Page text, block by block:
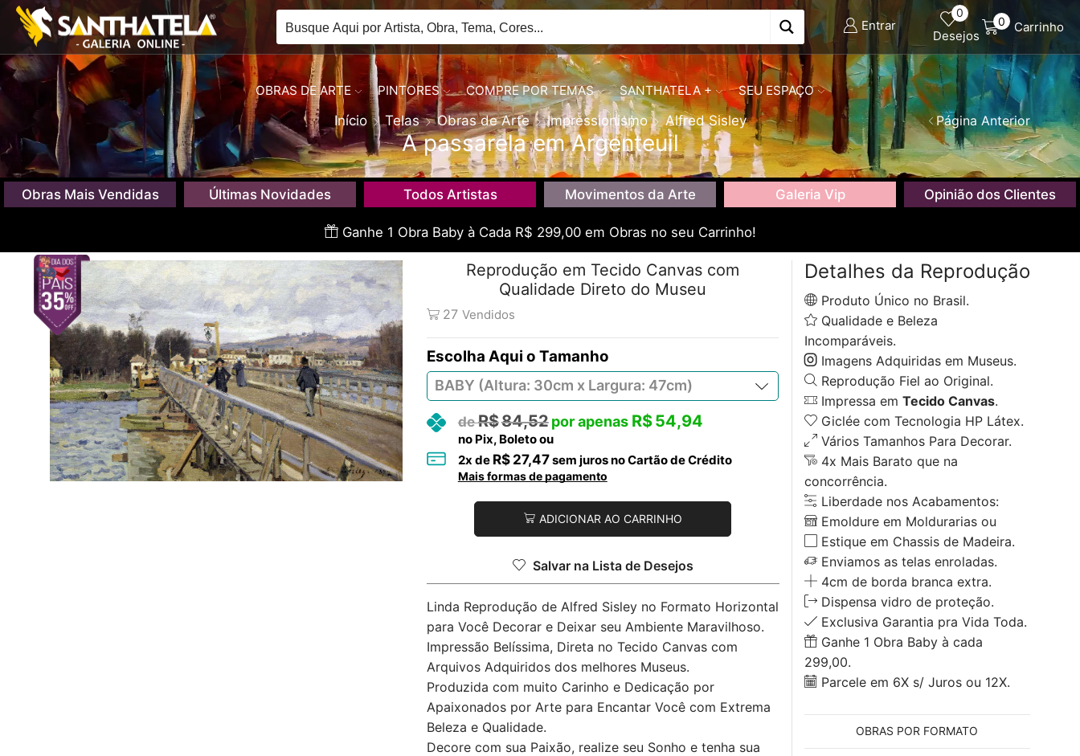
Entrar
0
Desejos
0 Carrinho
OBRAS DE ARTE PINTORES COMPRE POR TEMAS SANTHATELA + SEU ESPAÇO
Início Telas Obras de Arte Impressionismo Alfred Sisley
A passarela em Argenteuil
Página Anterior
Obras Mais Vendidas Últimas Novidades Todos Artistas Movimentos da Arte Galeria Vip Opinião dos Clientes
Ganhe 1 Obra Baby à Cada R$ 299,00 em Obras no seu Carrinho!
Reprodução em Tecido Canvas com
Qualidade Direto do Museu
27 Vendidos
Tamanho
R$84,52 R$54,94
no Pix, Boleto ou
2x de R$ 27,47sem juros no Cartão de Crédito
Mais formas de pagamento
ADICIONAR AO CARRINHO
Salvar na Lista de Desejos
Linda Reprodução de Alfred Sisley no Formato Horizontal
para Você Decorar e Deixar seu Ambiente Maravilhoso.
Impressão Belíssima, Direta no Tecido Canvas com
Arquivos Adquiridos dos melhores Museus.
Produzida com muito Carinho e Dedicação por
Apaixonados por Arte para Encantar Você com Extrema
Beleza e Qualidade.
Decore com sua Paixão, realize seu Sonho e tenha sua
Detalhes da Reprodução
Produto Único no Brasil.
Qualidade e Beleza
Incomparáveis.
Imagens Adquiridas em Museus.
Reprodução Fiel ao Original.
Impressa em Tecido Canvas.
Giclée com Tecnologia HP Látex.
Vários Tamanhos Para Decorar.
4x Mais Barato que na
concorrência.
Liberdade nos Acabamentos:
Emoldure em Moldurarias ou
Estique em Chassis de Madeira.
Enviamos as telas enroladas.
4cm de borda branca extra.
Dispensa vidro de proteção.
Exclusiva Garantia pra Vida Toda.
Ganhe 1 Obra Baby à cada
299,00.
Parcele em 6X s/ Juros ou 12X.
OBRAS POR FORMATO